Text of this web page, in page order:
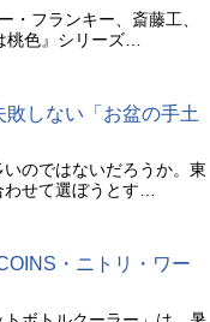
・フランキー、斎藤工、
色』シリーズ…
しない「お盆の手土
のではないだろうか。東
せて選ぼうとす…
・ニトリ・ワー